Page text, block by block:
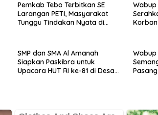
Pemkab Tebo Terbitkan SE
Larangan PETI, Masyarakat
Tunggu Tindakan Nyata di
Wabup
SMP dan SMA Al Amanah
Siapkan Paskibra untuk
Upacara HUT RI ke-81 di Desa
Wabup